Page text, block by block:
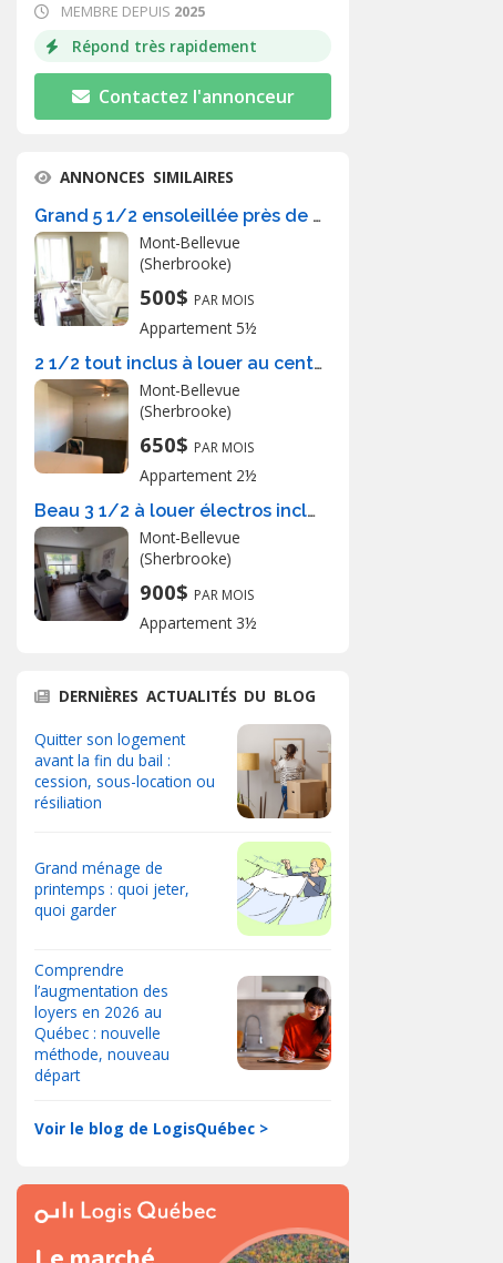
MEMBRE DEPUIS 2025
Répond très rapidement
Contactez l'annonceur
ANNONCES SIMILAIRES
Grand 5 1/2 ensoleillée près de tout
Mont-Bellevue
(Sherbrooke)
500$ PAR MOIS
Appartement 5½
2 1/2 tout inclus à louer au centre-vill
Mont-Bellevue
(Sherbrooke)
650$ PAR MOIS
Appartement 2½
Beau 3 1/2 à louer électros inclus
Mont-Bellevue
(Sherbrooke)
900$ PAR MOIS
Appartement 3½
DERNIÈRES ACTUALITÉS DU BLOG
Quitter son logement
avant la fin du bail :
cession, sous-location ou
résiliation
Grand ménage de
printemps : quoi jeter,
quoi garder
Comprendre
l’augmentation des
loyers en 2026 au
Québec : nouvelle
méthode, nouveau
départ
Voir le blog de LogisQuébec >